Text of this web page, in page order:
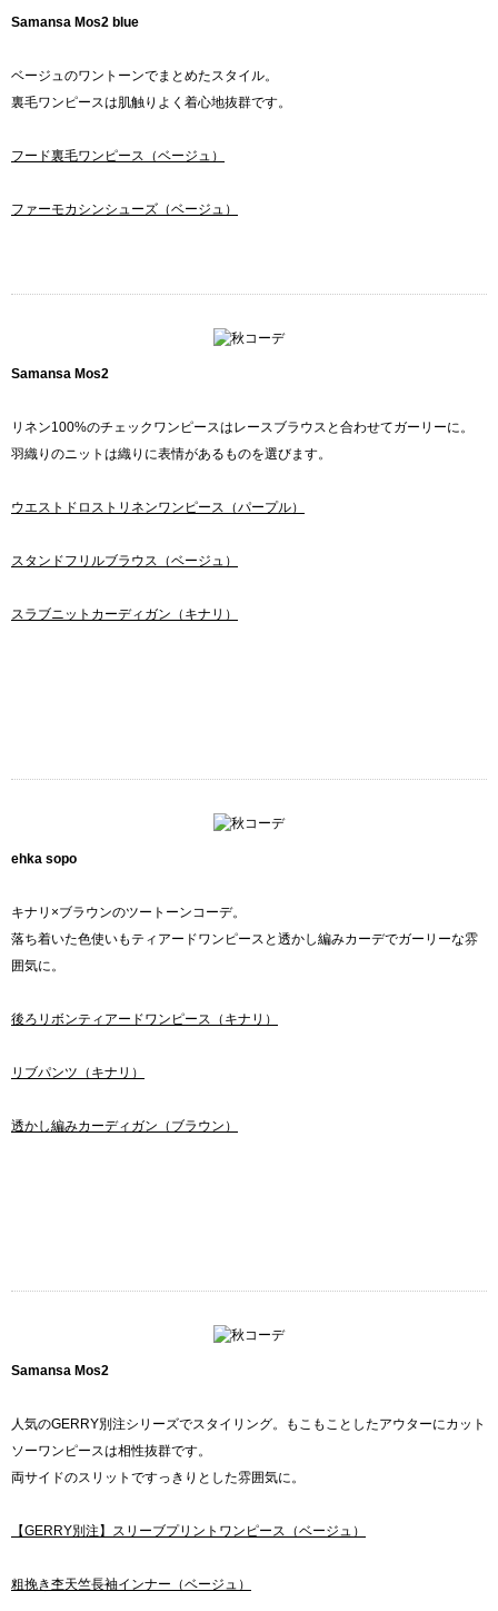
Samansa Mos2 blue
ベージュのワントーンでまとめたスタイル。
裏毛ワンピースは肌触りよく着心地抜群です。
フード裏毛ワンピース（ベージュ）
ファーモカシンシューズ（ベージュ）
Samansa Mos2
リネン100%のチェックワンピースはレースブラウスと合わせてガーリーに。
羽織りのニットは織りに表情があるものを選びます。
ウエストドロストリネンワンピース（パープル）
スタンドフリルブラウス（ベージュ）
スラブニットカーディガン（キナリ）
ehka sopo
キナリ×ブラウンのツートーンコーデ。
落ち着いた色使いもティアードワンピースと透かし編みカーデでガーリーな雰
囲気に。
後ろリボンティアードワンピース（キナリ）
リブパンツ（キナリ）
透かし編みカーディガン（ブラウン）
Samansa Mos2
人気のGERRY別注シリーズでスタイリング。もこもことしたアウターにカット
ソーワンピースは相性抜群です。
両サイドのスリットですっきりとした雰囲気に。
【GERRY別注】スリーブプリントワンピース（ベージュ）
粗挽き杢天竺長袖インナー（ベージュ）